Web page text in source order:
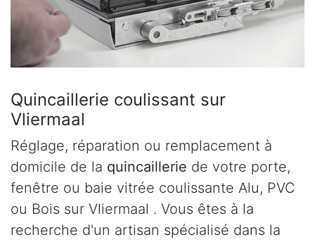
Quincaillerie coulissant sur
Vliermaal
Réglage, réparation ou remplacement à
domicile de la quincaillerie de votre porte,
fenêtre ou baie vitrée coulissante Alu, PVC
ou Bois sur Vliermaal . Vous êtes à la
recherche d'un artisan spécialisé dans la